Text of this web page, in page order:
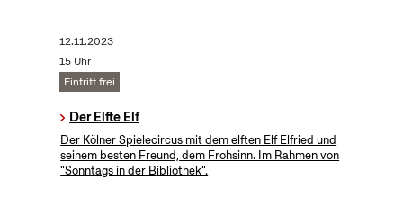
12.11.2023
15 Uhr
Eintritt frei
Der Elfte Elf
Der Kölner Spielecircus mit dem elften Elf Elfried und
seinem besten Freund, dem Frohsinn. Im Rahmen von
"Sonntags in der Bibliothek".